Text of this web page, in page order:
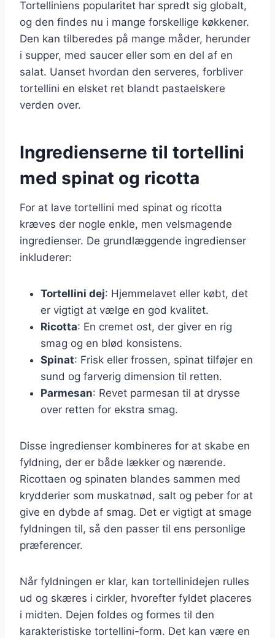
Tortelliniens popularitet har spredt sig globalt,
og den findes nu i mange forskellige køkkener.
Den kan tilberedes på mange måder, herunder
i supper, med saucer eller som en del af en
salat. Uanset hvordan den serveres, forbliver
tortellini en elsket ret blandt pastaelskere
verden over.
Ingredienserne til tortellini
med spinat og ricotta
For at lave tortellini med spinat og ricotta
kræves der nogle enkle, men velsmagende
ingredienser. De grundlæggende ingredienser
inkluderer:
Tortellini dej: Hjemmelavet eller købt, det
er vigtigt at vælge en god kvalitet.
Ricotta: En cremet ost, der giver en rig
smag og en blød konsistens.
Spinat: Frisk eller frossen, spinat tilføjer en
sund og farverig dimension til retten.
Parmesan: Revet parmesan til at drysse
over retten for ekstra smag.
Disse ingredienser kombineres for at skabe en
fyldning, der er både lækker og nærende.
Ricottaen og spinaten blandes sammen med
krydderier som muskatnød, salt og peber for at
give en dybde af smag. Det er vigtigt at smage
fyldningen til, så den passer til ens personlige
præferencer.
Når fyldningen er klar, kan tortellinidejen rulles
ud og skæres i cirkler, hvorefter fyldet placeres
i midten. Dejen foldes og formes til den
karakteristiske tortellini-form. Det kan være en